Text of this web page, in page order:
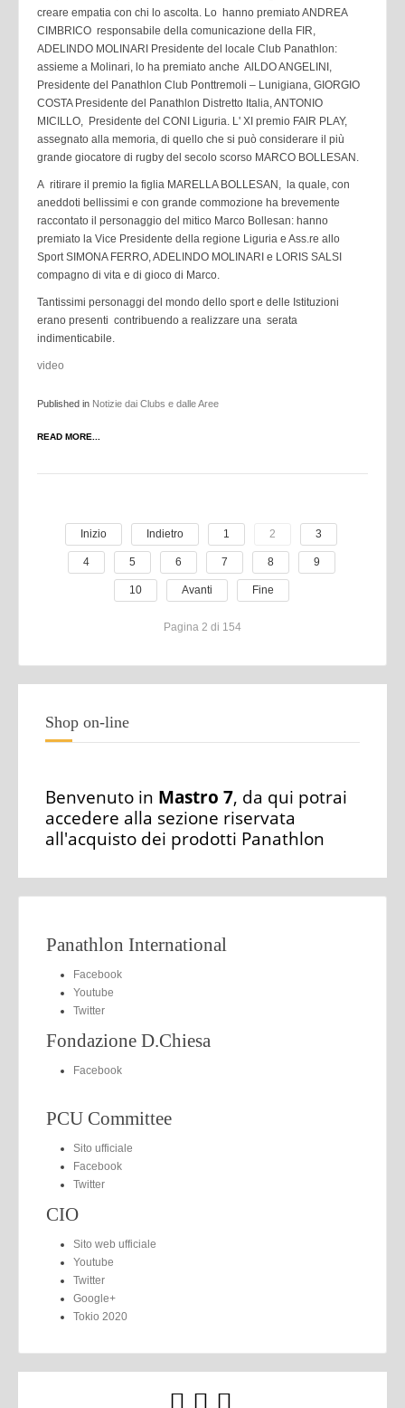
creare empatia con chi lo ascolta. Lo hanno premiato ANDREA
CIMBRICO responsabile della comunicazione della FIR,
ADELINDO MOLINARI Presidente del locale Club Panathlon:
assieme a Molinari, lo ha premiato anche AlLDO ANGELINI,
Presidente del Panathlon Club Ponttremoli – Lunigiana, GIORGIO
COSTA Presidente del Panathlon Distretto Italia, ANTONIO
MICILLO, Presidente del CONI Liguria. L' XI premio FAIR PLAY,
assegnato alla memoria, di quello che si può considerare il più
grande giocatore di rugby del secolo scorso MARCO BOLLESAN.
A ritirare il premio la figlia MARELLA BOLLESAN, la quale, con
aneddoti bellissimi e con grande commozione ha brevemente
raccontato il personaggio del mitico Marco Bollesan: hanno
premiato la Vice Presidente della regione Liguria e Ass.re allo
Sport SIMONA FERRO, ADELINDO MOLINARI e LORIS SALSI
compagno di vita e di gioco di Marco.
Tantissimi personaggi del mondo dello sport e delle Istituzioni
erano presenti contribuendo a realizzare una serata
indimenticabile.
video
Published in Notizie dai Clubs e dalle Aree
READ MORE...
Inizio Indietro 1 2 3
4 5 6 7 8 9
10 Avanti Fine
Pagina 2 di 154
Shop on-line
Benvenuto in Mastro 7, da qui potrai
accedere alla sezione riservata
all'acquisto dei prodotti Panathlon
Panathlon International
Facebook
Youtube
Twitter
Fondazione D.Chiesa
Facebook
PCU Committee
Sito ufficiale
Facebook
Twitter
CIO
Sito web ufficiale
Youtube
Twitter
Google+
Tokio 2020